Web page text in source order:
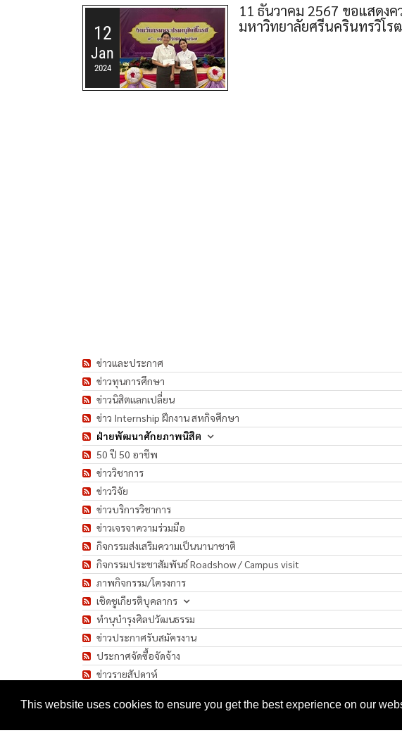
This website uses cookies to ensure you get the best experience on our
12
Jan
2024
11 ธันวาคม 2567 ขอแสด
มหาวิทยาลัยศรีนครินทรวิโ
ข่าวและประกาศ
ข่าวทุนการศึกษา
ข่าวนิสิตแลกเปลี่ยน
ข่าว Internship ฝึกงาน สหกิจศึกษา
ฝ่ายพัฒนาศักยภาพนิสิต
50 ปี 50 อาชีพ
ข่าววิชาการ
ข่าววิจัย
ข่าวบริการวิชาการ
ข่าวเจรจาความร่วมมือ
กิจกรรมส่งเสริมความเป็นนานาชาติ
กิจกรรมประชาสัมพันธ์ Roadshow / Campus visit
ภาพกิจกรรม/โครงการ
เชิดชูเกียรติบุคลากร
ทำนุบำรุงศิลปวัฒนธรรม
ข่าวประกาศรับสมัครงาน
ประกาศจัดซื้อจัดจ้าง
ข่าวรายสัปดาห์